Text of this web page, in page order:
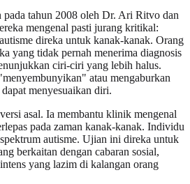
tahun 2008 oleh Dr. Ari Ritvo dan
mengenal pasti jurang kritikal:
direka untuk kanak‑kanak. Orang
yang tidak pernah menerima diagnosis
ciri‑ciri yang lebih halus.
atau mengaburkan
menyesuaikan diri.
asal. Ia membantu klinik mengenal
pada zaman kanak‑kanak. Individu
autisme. Ujian ini direka untuk
berkaitan dengan cabaran sosial,
yang lazim di kalangan orang